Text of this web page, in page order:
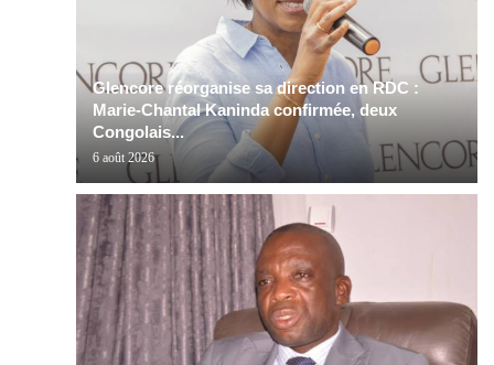
Glencore réorganise sa direction en RDC :
Marie-Chantal Kaninda confirmée, deux
Congolais...
6 août 2026